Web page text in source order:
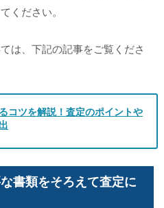
ください。
は、下記の記事をご覧くださ
コツを解説！査定のポイントや
書類をそろえて査定に